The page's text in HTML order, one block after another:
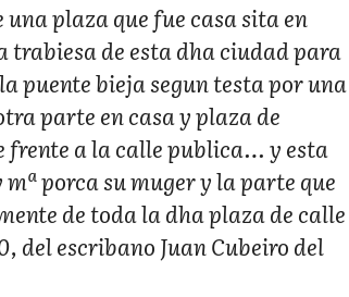
plaza que fue casa sita en
trabiesa de esta dha ciudad para
puente bieja segun testa por una
parte en casa y plaza de
frente a la calle publica… y esta
porca su muger y la parte que
de toda la dha plaza de calle
del escribano Juan Cubeiro del